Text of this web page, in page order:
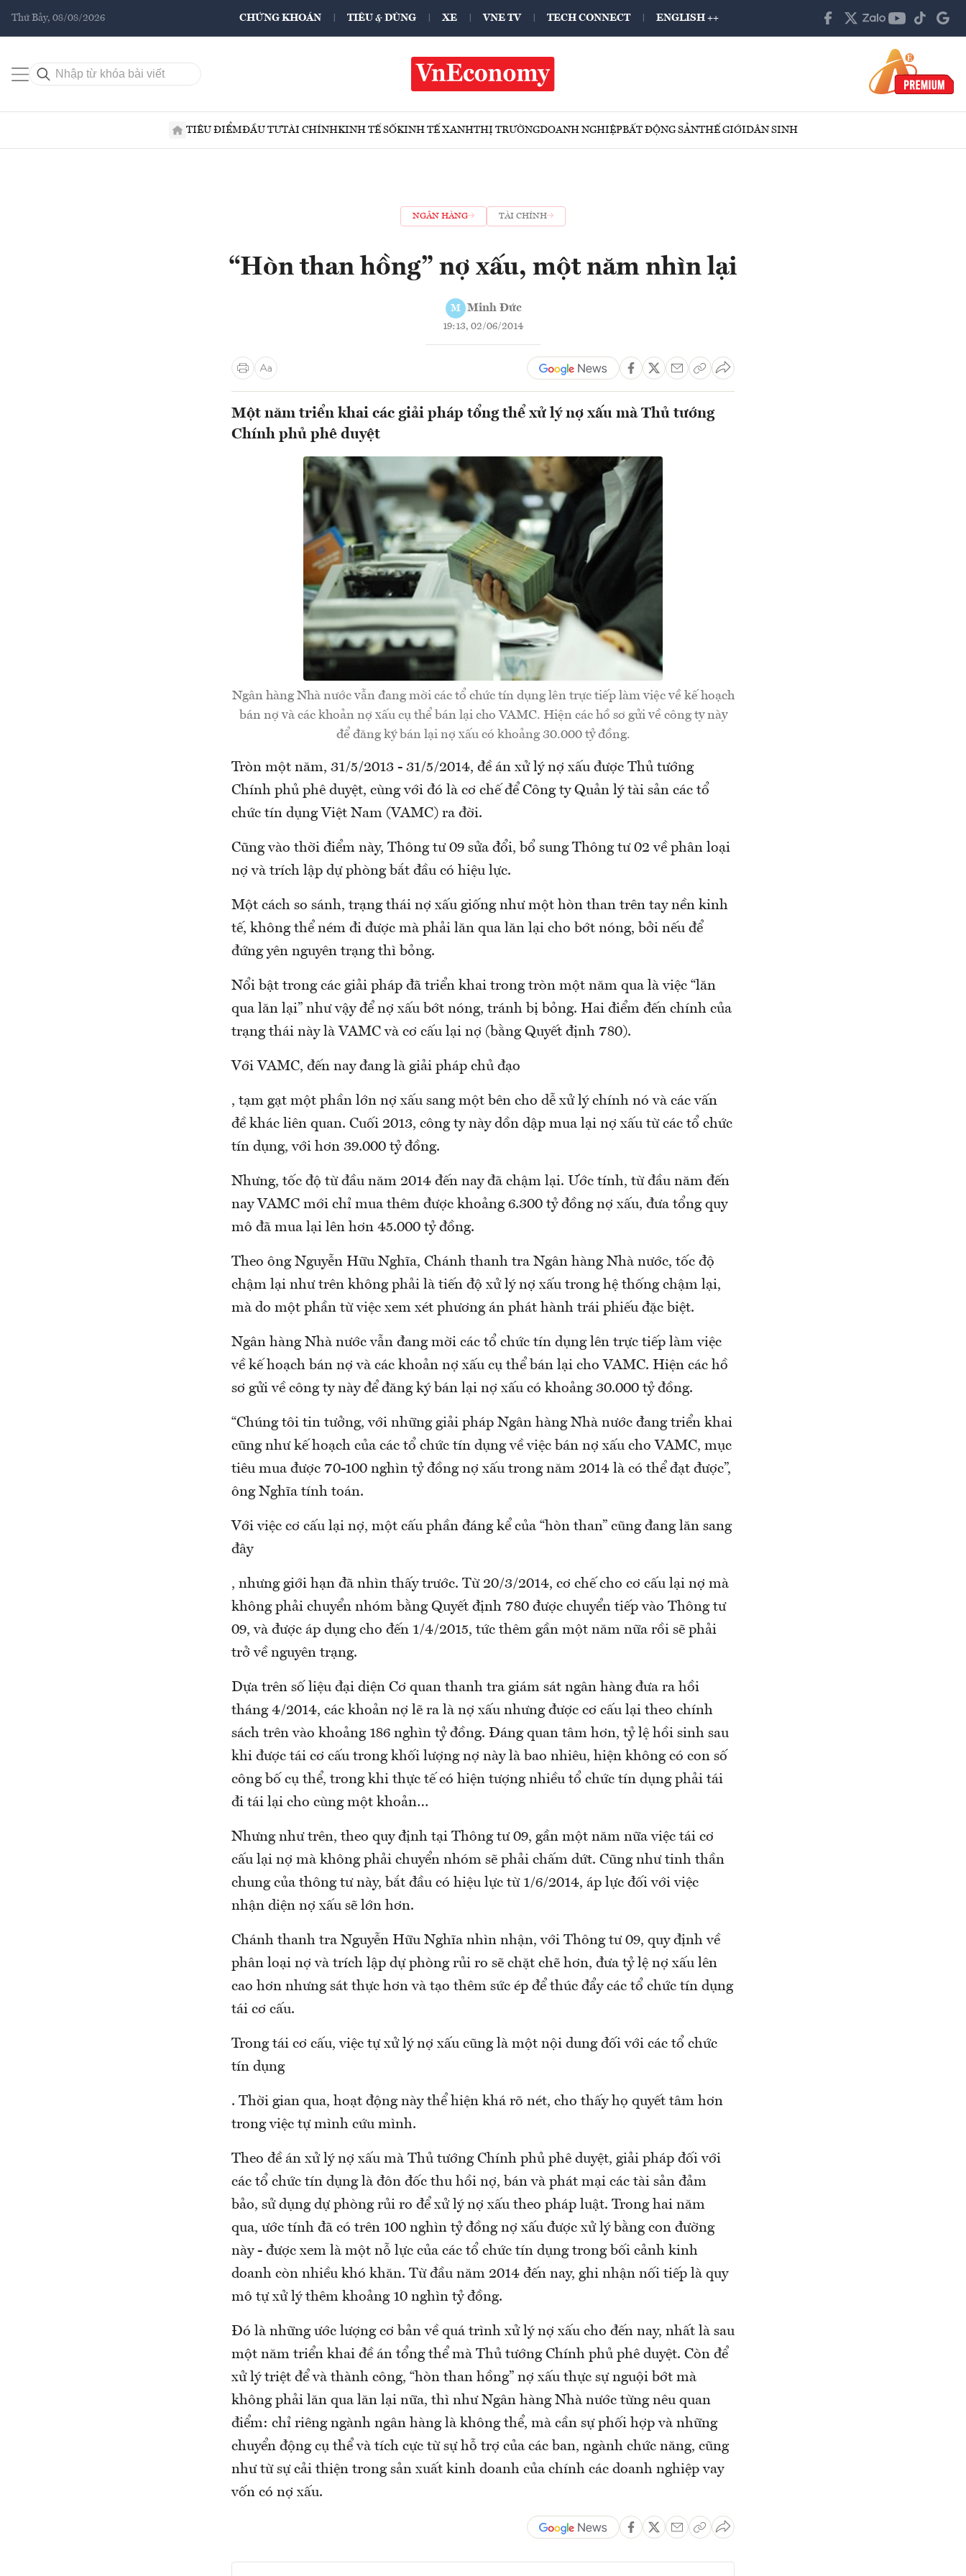
Thứ Bảy, 08/08/2026 CHỨNG KHOÁN TIÊU & DÙNG XE VNE TV TECH CONNECT ENGLISH ++
TIÊU ĐIỂMĐẦU TƯTÀI CHÍNHKINH TẾ SỐKINH TẾ XANHTHỊ TRƯỜNGDOANH NGHIỆPBẤT ĐỘNG SẢNTHẾ GIỚIDÂN SINH
NGÂN HÀNG TÀI CHÍNH
“Hòn than hồng” nợ xấu, một năm nhìn lại
M Minh Đức
19:13, 02/06/2014
Một năm triển khai các giải pháp tổng thể xử lý nợ xấu mà Thủ tướng
Chính phủ phê duyệt
Ngân hàng Nhà nước vẫn đang mời các tổ chức tín dụng lên trực tiếp làm việc về kế hoạch
bán nợ và các khoản nợ xấu cụ thể bán lại cho VAMC. Hiện các hồ sơ gửi về công ty này
để đăng ký bán lại nợ xấu có khoảng 30.000 tỷ đồng.
Tròn một năm, 31/5/2013 - 31/5/2014, đề án xử lý nợ xấu được Thủ tướng
Chính phủ phê duyệt, cùng với đó là cơ chế để Công ty Quản lý tài sản các tổ
chức tín dụng Việt Nam (VAMC) ra đời.
Cũng vào thời điểm này, Thông tư 09 sửa đổi, bổ sung Thông tư 02 về phân loại
nợ và trích lập dự phòng bắt đầu có hiệu lực.
Một cách so sánh, trạng thái nợ xấu giống như một hòn than trên tay nền kinh
tế, không thể ném đi được mà phải lăn qua lăn lại cho bớt nóng, bởi nếu để
đứng yên nguyên trạng thì bỏng.
Nổi bật trong các giải pháp đã triển khai trong tròn một năm qua là việc “lăn
qua lăn lại” như vậy để nợ xấu bớt nóng, tránh bị bỏng. Hai điểm đến chính của
trạng thái này là VAMC và cơ cấu lại nợ (bằng Quyết định 780).
Với VAMC, đến nay đang là giải pháp chủ đạo
, tạm gạt một phần lớn nợ xấu sang một bên cho dễ xử lý chính nó và các vấn
đề khác liên quan. Cuối 2013, công ty này dồn dập mua lại nợ xấu từ các tổ chức
tín dụng, với hơn 39.000 tỷ đồng.
Nhưng, tốc độ từ đầu năm 2014 đến nay đã chậm lại. Ước tính, từ đầu năm đến
nay VAMC mới chỉ mua thêm được khoảng 6.300 tỷ đồng nợ xấu, đưa tổng quy
mô đã mua lại lên hơn 45.000 tỷ đồng.
Theo ông Nguyễn Hữu Nghĩa, Chánh thanh tra Ngân hàng Nhà nước, tốc độ
chậm lại như trên không phải là tiến độ xử lý nợ xấu trong hệ thống chậm lại,
mà do một phần từ việc xem xét phương án phát hành trái phiếu đặc biệt.
Ngân hàng Nhà nước vẫn đang mời các tổ chức tín dụng lên trực tiếp làm việc
về kế hoạch bán nợ và các khoản nợ xấu cụ thể bán lại cho VAMC. Hiện các hồ
sơ gửi về công ty này để đăng ký bán lại nợ xấu có khoảng 30.000 tỷ đồng.
“Chúng tôi tin tưởng, với những giải pháp Ngân hàng Nhà nước đang triển khai
cũng như kế hoạch của các tổ chức tín dụng về việc bán nợ xấu cho VAMC, mục
tiêu mua được 70-100 nghìn tỷ đồng nợ xấu trong năm 2014 là có thể đạt được”,
ông Nghĩa tính toán.
Với việc cơ cấu lại nợ, một cấu phần đáng kể của “hòn than” cũng đang lăn sang
đây
, nhưng giới hạn đã nhìn thấy trước. Từ 20/3/2014, cơ chế cho cơ cấu lại nợ mà
không phải chuyển nhóm bằng Quyết định 780 được chuyển tiếp vào Thông tư
09, và được áp dụng cho đến 1/4/2015, tức thêm gần một năm nữa rồi sẽ phải
trở về nguyên trạng.
Dựa trên số liệu đại diện Cơ quan thanh tra giám sát ngân hàng đưa ra hồi
tháng 4/2014, các khoản nợ lẽ ra là nợ xấu nhưng được cơ cấu lại theo chính
sách trên vào khoảng 186 nghìn tỷ đồng. Đáng quan tâm hơn, tỷ lệ hồi sinh sau
khi được tái cơ cấu trong khối lượng nợ này là bao nhiêu, hiện không có con số
công bố cụ thể, trong khi thực tế có hiện tượng nhiều tổ chức tín dụng phải tái
đi tái lại cho cùng một khoản…
Nhưng như trên, theo quy định tại Thông tư 09, gần một năm nữa việc tái cơ
cấu lại nợ mà không phải chuyển nhóm sẽ phải chấm dứt. Cũng như tinh thần
chung của thông tư này, bắt đầu có hiệu lực từ 1/6/2014, áp lực đối với việc
nhận diện nợ xấu sẽ lớn hơn.
Chánh thanh tra Nguyễn Hữu Nghĩa nhìn nhận, với Thông tư 09, quy định về
phân loại nợ và trích lập dự phòng rủi ro sẽ chặt chẽ hơn, đưa tỷ lệ nợ xấu lên
cao hơn nhưng sát thực hơn và tạo thêm sức ép để thúc đẩy các tổ chức tín dụng
tái cơ cấu.
Trong tái cơ cấu, việc tự xử lý nợ xấu cũng là một nội dung đối với các tổ chức
tín dụng
. Thời gian qua, hoạt động này thể hiện khá rõ nét, cho thấy họ quyết tâm hơn
trong việc tự mình cứu mình.
Theo đề án xử lý nợ xấu mà Thủ tướng Chính phủ phê duyệt, giải pháp đối với
các tổ chức tín dụng là đôn đốc thu hồi nợ, bán và phát mại các tài sản đảm
bảo, sử dụng dự phòng rủi ro để xử lý nợ xấu theo pháp luật. Trong hai năm
qua, ước tính đã có trên 100 nghìn tỷ đồng nợ xấu được xử lý bằng con đường
này - được xem là một nỗ lực của các tổ chức tín dụng trong bối cảnh kinh
doanh còn nhiều khó khăn. Từ đầu năm 2014 đến nay, ghi nhận nối tiếp là quy
mô tự xử lý thêm khoảng 10 nghìn tỷ đồng.
Đó là những ước lượng cơ bản về quá trình xử lý nợ xấu cho đến nay, nhất là sau
một năm triển khai đề án tổng thể mà Thủ tướng Chính phủ phê duyệt. Còn để
xử lý triệt để và thành công, “hòn than hồng” nợ xấu thực sự nguội bớt mà
không phải lăn qua lăn lại nữa, thì như Ngân hàng Nhà nước từng nêu quan
điểm: chỉ riêng ngành ngân hàng là không thể, mà cần sự phối hợp và những
chuyển động cụ thể và tích cực từ sự hỗ trợ của các ban, ngành chức năng, cũng
như từ sự cải thiện trong sản xuất kinh doanh của chính các doanh nghiệp vay
vốn có nợ xấu.